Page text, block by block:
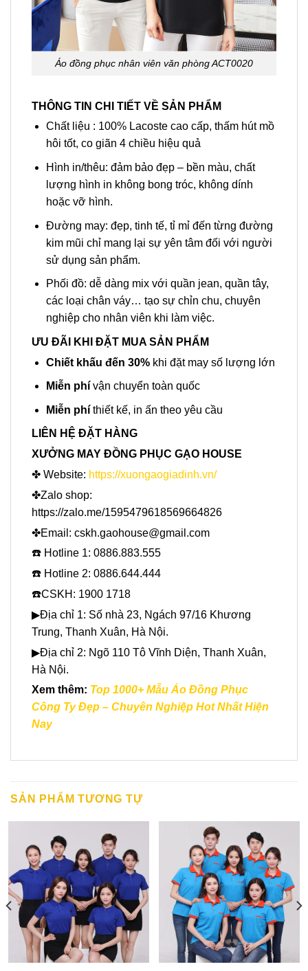
Áo đồng phục nhân viên văn phòng ACT0020
THÔNG TIN CHI TIẾT VỀ SẢN PHẨM
Chất liệu : 100% Lacoste cao cấp, thấm hút mồ
hôi tốt, co giãn 4 chiều hiệu quả
Hình in/thêu: đảm bảo đẹp – bền màu, chất
lượng hình in không bong tróc, không dính
hoặc vỡ hình.
Đường may: đẹp, tinh tế, tỉ mỉ đến từng đường
kim mũi chỉ mang lại sự yên tâm đối với người
sử dụng sản phẩm.
Phối đồ: dễ dàng mix với quần jean, quần tây,
các loại chân váy… tạo sự chỉn chu, chuyên
nghiệp cho nhân viên khi làm việc.
ƯU ĐÃI KHI ĐẶT MUA SẢN PHẨM
Chiết khấu đến 30%khi đặt may số lượng lớn
Miễn phí vận chuyển toàn quốc
Miễn phíthiết kế, in ấn theo yêu cầu
LIÊN HỆ ĐẶT HÀNG
XƯỞNG MAY ĐỒNG PHỤC GẠO HOUSE
✤ Website: https://xuongaogiadinh.vn/
✤Zalo shop:
https://zalo.me/1595479618569664826
✤Email: cskh.gaohouse@gmail.com
☎️ Hotline 1: 0886.883.555
☎️ Hotline 2: 0886.644.444
☎️CSKH: 1900 1718
▶Địa chỉ 1: Số nhà 23, Ngách 97/16 Khương
Trung, Thanh Xuân, Hà Nội.
▶Địa chỉ 2: Ngõ 110 Tô Vĩnh Diện, Thanh Xuân,
Hà Nội.
Xem thêm: Top 1000+ Mẫu Áo Đồng Phục
Công Ty Đẹp – Chuyên Nghiệp Hot Nhất Hiện
Nay
SẢN PHẨM TƯƠNG TỰ